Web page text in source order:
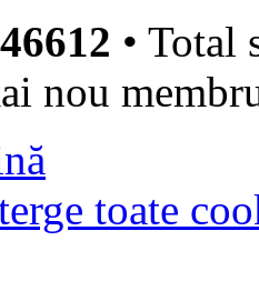
46612 • Total
nou
toate